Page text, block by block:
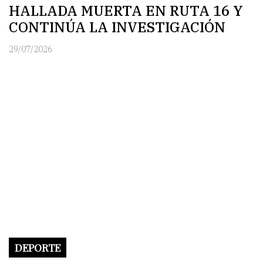
HALLADA MUERTA EN RUTA 16 Y
CONTINÚA LA INVESTIGACIÓN
29/07/2026
DEPORTE